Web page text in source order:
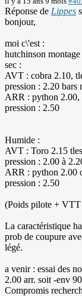
Réponse de Lippes
bonjour,
moi c\'est :
hutchinson montage
sec :
AVT : cobra 2.10,
pression : 2.20 bars
ARR : python 2.00,
pression : 2.50
Humide :
AVT : Toro 2.15
pression : 2.00 à
ARR : python 2.00
pression : 2.50
(Poids pilote +
La caractéristique
prob de coupure
légé.
a venir : essai des
2.00 arr. soit -env
Compromis